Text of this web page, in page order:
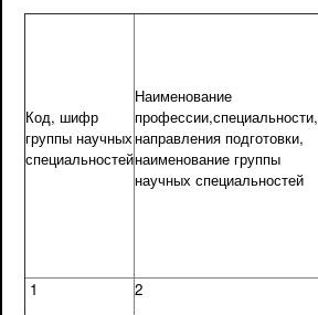
Код, шифр
группы научных
специальностей
Наименование
профессии,специальности,
направления подготовки,
наименование группы
научных специальностей
1 2